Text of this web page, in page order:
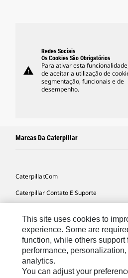
warning
Redes Sociais
Os Cookies São Obrigatórios
Para ativar esta
de aceitar a utilização de
segmentação, funcionais e de
desempenho.
Marcas Da Caterpillar
Caterpillar.com
Caterpillar Contato E Suporte
Mapa Do Local
Cookie Settings
Legal
Privacidade
This site uses cookies to
experience. Some are
function, while others support
performance,
analytics.
You can adjust your